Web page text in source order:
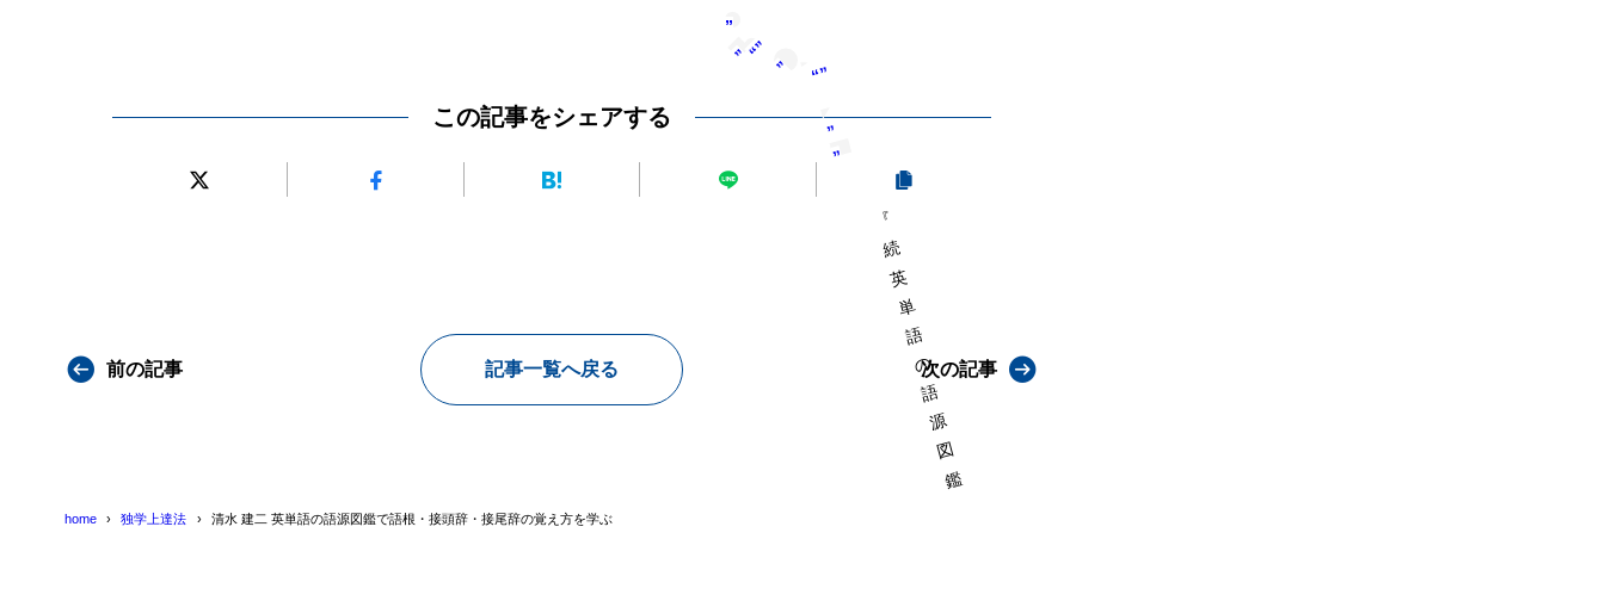
”
”“”
” “”
”
”
『
続
英
単
語
の
語
源
図
鑑
この記事をシェアする
前の記事 記事一覧へ戻る 次の記事
home 独学上達法 清水 建二 英単語の語源図鑑で語根・接頭辞・接尾辞の覚え方を学ぶ